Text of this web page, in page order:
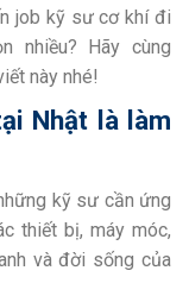
job kỹ sư cơ khí đi
nhiều? Hãy cùng
này nhé!
Nhật là làm
kỹ sư cần ứng
thiết bị, máy móc,
và đời sống của